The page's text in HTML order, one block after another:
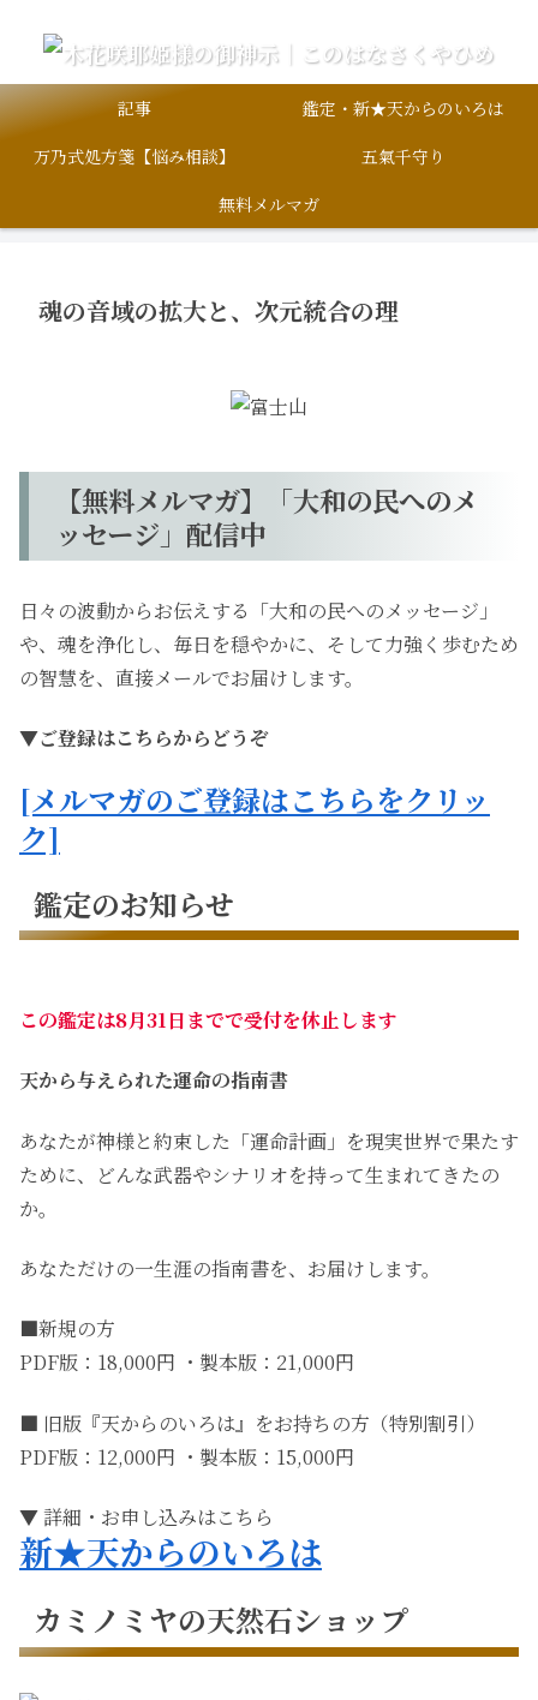
記事
鑑定・新★天からのいろは
万乃式処方箋【悩み相談】
五氣千守り
無料メルマガ
魂の音域の拡大と、次元統合の理
【無料メルマガ】「大和の民へのメ
ッセージ」配信中
日々の波動からお伝えする「大和の民へのメッセージ」
や、魂を浄化し、毎日を穏やかに、そして力強く歩むため
の智慧を、直接メールでお届けします。
▼ご登録はこちらからどうぞ
[メルマガのご登録はこちらをクリッ
ク]
鑑定のお知らせ
この鑑定は8月31日までで受付を休止します
天から与えられた運命の指南書
あなたが神様と約束した「運命計画」を現実世界で果たす
ために、どんな武器やシナリオを持って生まれてきたの
か。
あなただけの一生涯の指南書を、お届けします。
■新規の方
PDF版：18,000円 ・製本版：21,000円
■ 旧版『天からのいろは』をお持ちの方（特別割引）
PDF版：12,000円 ・製本版：15,000円
▼ 詳細・お申し込みはこちら
新★天からのいろは
カミノミヤの天然石ショップ